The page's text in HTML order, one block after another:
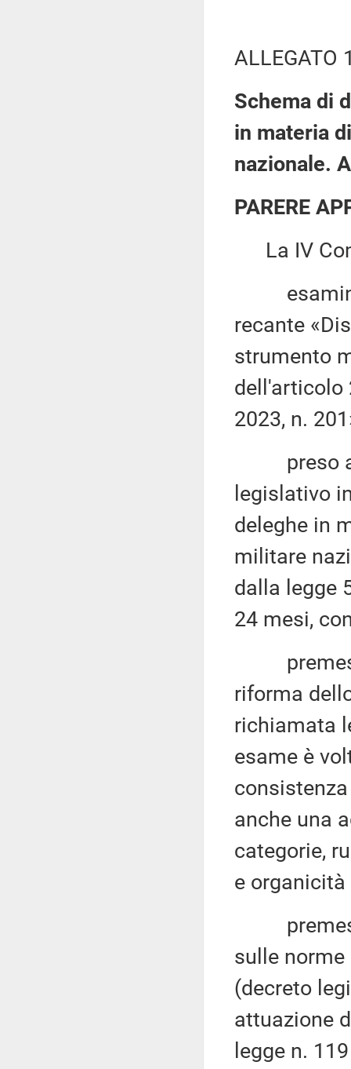
ALLEGATO
Schema di
in materia
nazionale.
PARERE
La IV
recante
strumento
dell'articolo
2023, n.
preso
legislativo
deleghe in
militare
dalla legge
24 mesi,
riforma
richiamata
esame è
anche una
categorie,
e
sulle
(decreto
attuazione
legge n.